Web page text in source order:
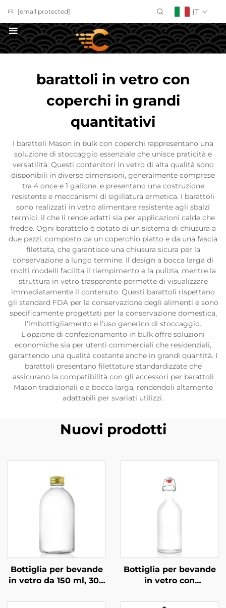
[email protected] IT
barattoli in vetro con
coperchi in grandi
quantitativi
I barattoli Mason in bulk con coperchi rappresentano una
soluzione di stoccaggio essenziale che unisce praticità e
versatilità. Questi contenitori in vetro di alta qualità sono
disponibili in diverse dimensioni, generalmente comprese
tra 4 once e 1 gallone, e presentano una costruzione
resistente e meccanismi di sigillatura ermetica. I barattoli
sono realizzati in vetro alimentare resistente agli sbalzi
termici, il che li rende adatti sia per applicazioni calde che
fredde. Ogni barattolo è dotato di un sistema di chiusura a
due pezzi, composto da un coperchio piatto e da una fascia
filettata, che garantisce una chiusura sicura per la
conservazione a lungo termine. Il design a bocca larga di
molti modelli facilita il riempimento e la pulizia, mentre la
struttura in vetro trasparente permette di visualizzare
immediatamente il contenuto. Questi barattoli rispettano
gli standard FDA per la conservazione degli alimenti e sono
specificamente progettati per la conservazione domestica,
l'imbottigliamento e l'uso generico di stoccaggio.
L'opzione di confezionamento in bulk offre soluzioni
economiche sia per utenti commerciali che residenziali,
garantendo una qualità costante anche in grandi quantità. I
barattoli presentano filettature standardizzate che
assicurano la compatibilità con gli accessori per barattoli
Mason tradizionali e a bocca larga, rendendoli altamente
adattabili per svariati utilizzi.
Nuovi prodotti
Bottiglia per bevande
in vetro da 150 ml, 300
personalizzata
Bottiglia per bevande
in vetro con
basculante OEM